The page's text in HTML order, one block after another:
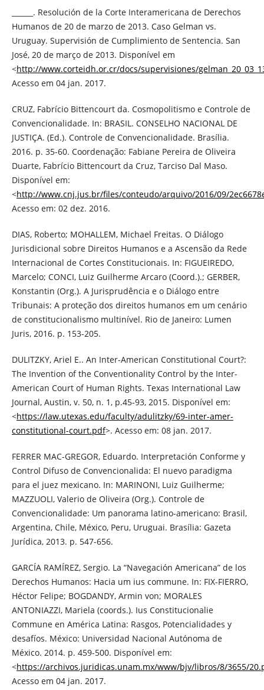
______. Resolución de la Corte Interamericana de Derechos
Humanos de 20 de marzo de 2013. Caso Gelman vs.
Uruguay. Supervisión de Cumplimiento de Sentencia. San
José, 20 de março de 2013. Disponível em
<http://www.corteidh.or.cr/docs/supervisiones/
Acesso em 04 jan. 2017.
CRUZ, Fabrício Bittencourt da. Cosmopolitismo e Controle de
Convencionalidade. In: BRASIL. CONSELHO NACIONAL DE
JUSTIÇA. (Ed.). Controle de Convencionalidade. Brasília.
2016. p. 35-60. Coordenação: Fabiane Pereira de Oliveira
Duarte, Fabrício Bittencourt da Cruz, Tarciso Dal Maso.
Disponível em:
<http://www.cnj.jus.br/files/conteudo/arquivo/2016/09/
Acesso em: 02 dez. 2016.
DIAS, Roberto; MOHALLEM, Michael Freitas. O Diálogo
Jurisdicional sobre Direitos Humanos e a Ascensão da Rede
Internacional de Cortes Constitucionais. In: FIGUEIREDO,
Marcelo; CONCI, Luiz Guilherme Arcaro (Coord.).; GERBER,
Konstantin (Org.). A Jurisprudência e o Diálogo entre
Tribunais: A proteção dos direitos humanos em um cenário
de constitucionalismo multinível. Rio de Janeiro: Lumen
Juris, 2016. p. 153-205.
DULITZKY, Ariel E.. An Inter-American Constitutional Court?:
The Invention of the Conventionality Control by the Inter-
American Court of Human Rights. Texas International Law
Journal, Austin, v. 50, n. 1, p.45-93, 2015. Disponível em:
<https://law.utexas.edu/faculty/adulitzky/69-inter-amer-
constitutional-court.pdf>. Acesso em: 08 jan. 2017.
FERRER MAC-GREGOR, Eduardo. Interpretación Conforme y
Control Difuso de Convencionalida: El nuevo paradigma
para el juez mexicano. In: MARINONI, Luiz Guilherme;
MAZZUOLI, Valerio de Oliveira (Org.). Controle de
Convencionalidade: Um panorama latino-americano: Brasil,
Argentina, Chile, México, Peru, Uruguai. Brasília: Gazeta
Jurídica, 2013. p. 547-656.
GARCÍA RAMÍREZ, Sergio. La “Navegación Americana” de los
Derechos Humanos: Hacia um ius commune. In: FIX-FIERRO,
Héctor Felipe; BOGDANDY, Armin von; MORALES
ANTONIAZZI, Mariela (coords.). Ius Constitucionalie
Commune en América Latina: Rasgos, Potencialidades y
desafíos. México: Universidad Nacional Autónoma de
México. 2014. p. 459-500. Disponível em:
<https://archivos.juridicas.unam.mx/www/bjv/libros/8/3655/
Acesso em 04 jan. 2017.